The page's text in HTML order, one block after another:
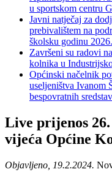
u sportskom centru
Javni natječaj za
prebivalištem na
školsku godinu
Završeni su radovi
kolnika u
Općinski načelnik
useljeništva Ivanom
bespovratnih
Live prijenos
vijeća Općine
Objavljeno, 19.2.2024.